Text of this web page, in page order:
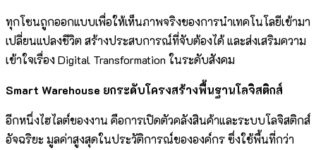
ทุกโซนถูกออกแบบเพื่อให้เห็นภาพจริงของการนำเทคโนโลยีเข้ามา
เปลี่ยนแปลงชีวิต สร้างประสบการณ์ที่จับต้องได้ และส่งเสริมความ
เข้าใจเรื่อง Digital Transformation ในระดับสังคม
Smart Warehouse ยกระดับโครงสร้างพื้นฐานโลจิสติกส์
อีกหนึ่งไฮไลต์ของงาน คือการเปิดตัวคลังสินค้าและระบบโลจิสติกส์
อัจฉริยะ มูลค่าสูงสุดในประวัติการณ์ขององค์กร ซึ่งใช้พื้นที่กว่า